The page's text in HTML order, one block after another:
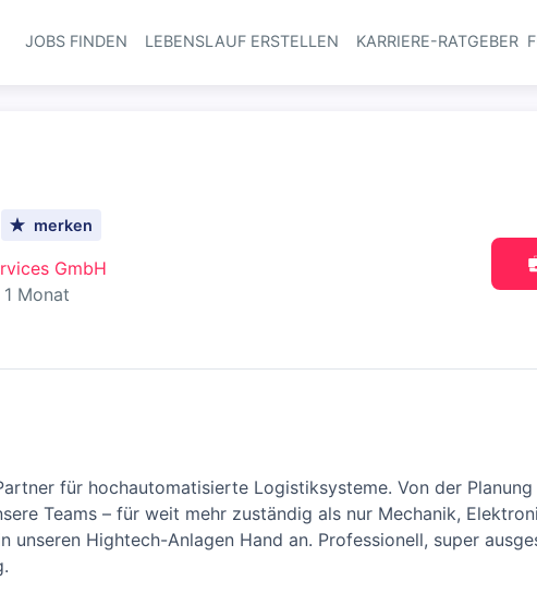
Haupt-Navigation
JOBS FINDEN LEBENSLAUF ERSTELLEN KARRIERE-RATGEBER
merken
GmbH
:
Monat
für hochautomatisierte Logistiksysteme. Von der
Teams – für weit mehr zuständig als nur Mechanik,
unseren Hightech-Anlagen Hand an. Professionell, super